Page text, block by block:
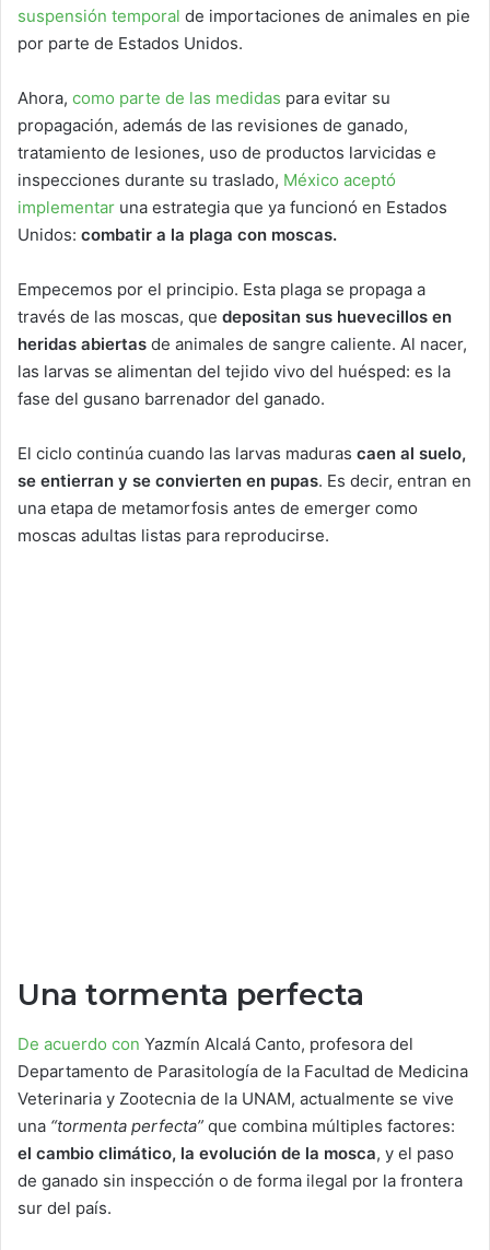
suspensión temporal de importaciones de animales en pie
por parte de Estados Unidos.
Ahora, como parte de las medidas para evitar su
propagación, además de las revisiones de ganado,
tratamiento de lesiones, uso de productos larvicidas e
inspecciones durante su traslado, México aceptó
implementar una estrategia que ya funcionó en Estados
Unidos: combatir a la plaga con moscas.
Empecemos por el principio. Esta plaga se propaga a
través de las moscas, que depositan sus huevecillos en
heridas abiertas de animales de sangre caliente. Al nacer,
las larvas se alimentan del tejido vivo del huésped: es la
fase del gusano barrenador del ganado.
El ciclo continúa cuando las larvas maduras caen al suelo,
se entierran y se convierten en pupas. Es decir, entran en
una etapa de metamorfosis antes de emerger como
moscas adultas listas para reproducirse.
Una tormenta perfecta
De acuerdo con Yazmín Alcalá Canto, profesora del
Departamento de Parasitología de la Facultad de Medicina
Veterinaria y Zootecnia de la UNAM, actualmente se vive
una “tormenta perfecta” que combina múltiples factores:
el cambio climático, la evolución de la mosca, y el paso
de ganado sin inspección o de forma ilegal por la frontera
sur del país.